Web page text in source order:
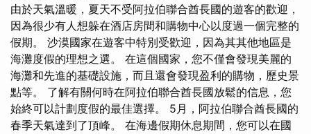
由於天氣溫暖，夏天不受阿拉伯聯合酋長國的遊客的歡迎，
因為很少有人想躲在酒店房間和購物中心以度過一個完整的
假期。 沙漠國家在遊客中特別受歡迎，因為其其他地區是
海灘度假的理想之選。 在這個國家，您不僅會發現美麗的
海灘和先進的基礎設施，而且還會發現盈利的購物，歷史景
點等。 了解有關何時在阿拉伯聯合酋長國放鬆的信息，您
始終可以計劃度假的最佳選擇。 5月，阿拉伯聯合酋長國的
春季天氣達到了頂峰。 在海邊假期休息期間，您可以在國